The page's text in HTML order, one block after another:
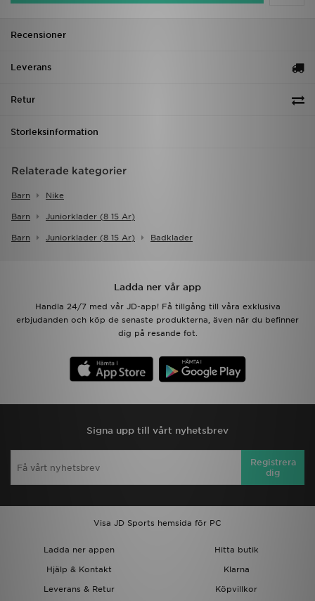
Recensioner
Leverans
Retur
Storleksinformation
Relaterade kategorier
Barn Nike
Barn Juniorklader (8 15 Ar)
Barn Juniorklader (8 15 Ar) Badklader
Ladda ner vår app
Handla 24/7 med vår JD-app! Få tillgång till våra exklusiva
erbjudanden och köp de senaste produkterna, även när du befinner
dig på resande fot.
Signa upp till vårt nyhetsbrev
Registrera
dig
Visa JD Sports hemsida för PC
Ladda ner appen
Hitta butik
Hjälp & Kontakt
Klarna
Leverans & Retur
Köpvillkor